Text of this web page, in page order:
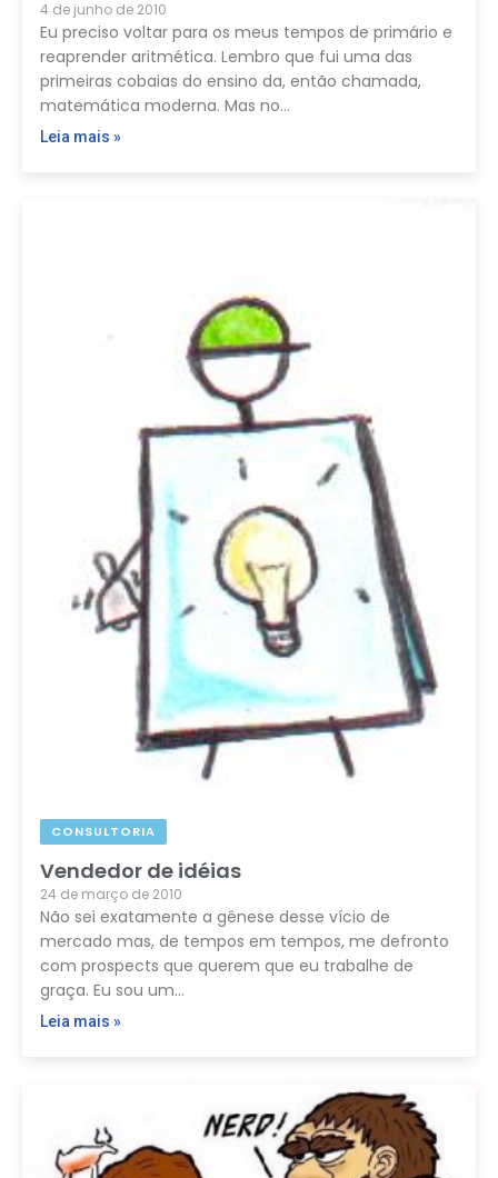
4 de junho de 2010
Eu preciso voltar para os meus tempos de primário e
reaprender aritmética. Lembro que fui uma das
primeiras cobaias do ensino da, então chamada,
matemática moderna. Mas no…
Leia mais »
CONSULTORIA
Vendedor de idéias
24 de março de 2010
Não sei exatamente a gênese desse vício de
mercado mas, de tempos em tempos, me defronto
com prospects que querem que eu trabalhe de
graça. Eu sou um…
Leia mais »